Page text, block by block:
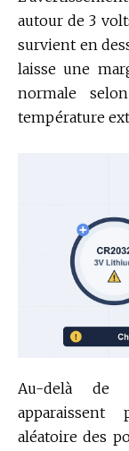
autour de 3
survient en
laisse une
normale
température
Au-delà de
apparaissent
aléatoire des